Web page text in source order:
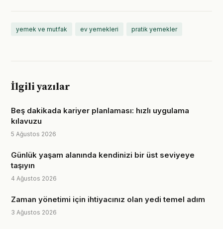
yemek ve mutfak ev yemekleri pratik yemekler
İlgili yazılar
Beş dakikada kariyer planlaması: hızlı uygulama
kılavuzu
5 Ağustos 2026
Günlük yaşam alanında kendinizi bir üst seviyeye
taşıyın
4 Ağustos 2026
Zaman yönetimi için ihtiyacınız olan yedi temel adım
3 Ağustos 2026